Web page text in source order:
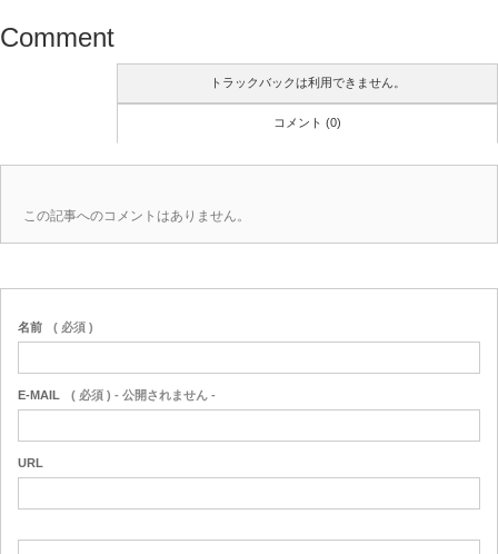
Comment
トラックバックは利用できません。
コメント (0)
この記事へのコメントはありません。
名前 ( 必須 )
E-MAIL ( 必須 ) - 公開されません -
URL